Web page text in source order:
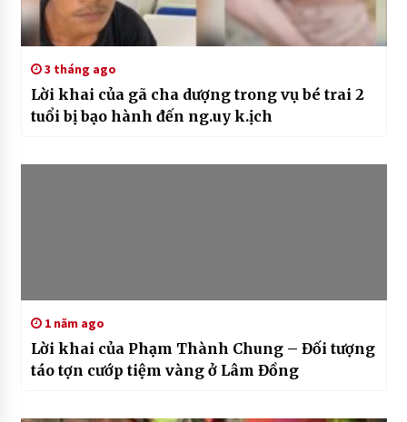
3 tháng ago
Lời khai của gã cha dượng trong vụ bé trai 2
tuổi bị bạo hành đến ng.uy k.ịch
1 năm ago
Lời khai của Phạm Thành Chung – Đối tượng
táo tợn cướp tiệm vàng ở Lâm Đồng